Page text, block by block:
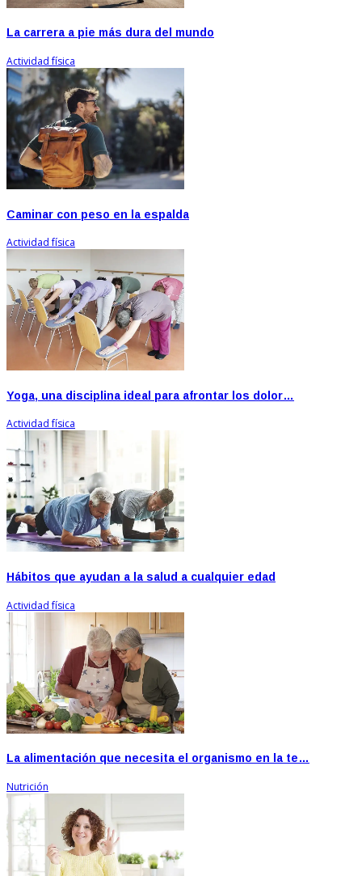
La carrera a pie más dura del mundo
Actividad física
Caminar con peso en la espalda
Actividad física
Yoga, una disciplina ideal para afrontar los dolor…
Actividad física
Hábitos que ayudan a la salud a cualquier edad
Actividad física
La alimentación que necesita el organismo en la te…
Nutrición